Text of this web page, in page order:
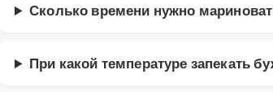
Сколько времени нужно
При какой температуре запекать